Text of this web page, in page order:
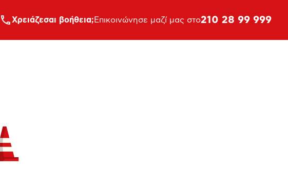
Xρειάζεσαι βοήθεια; Επικοινώνησε μαζί μας στο210 28 99 999